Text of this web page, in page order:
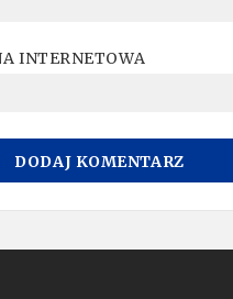
INTERNETOWA